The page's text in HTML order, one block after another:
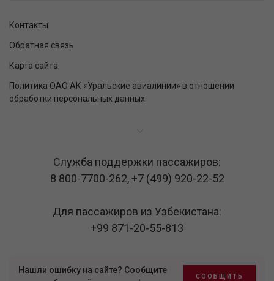
Контакты
Обратная связь
Карта сайта
Политика ОАО АК «Уральские авиалинии» в отношении
обработки персональных данных
Служба поддержки пассажиров:
8 800-7700-262,+7 (499) 920-22-52
Для пассажиров из Узбекистана:
+99 871-20-55-813
Нашли ошибку на сайте? Сообщите
СООБЩИТЬ